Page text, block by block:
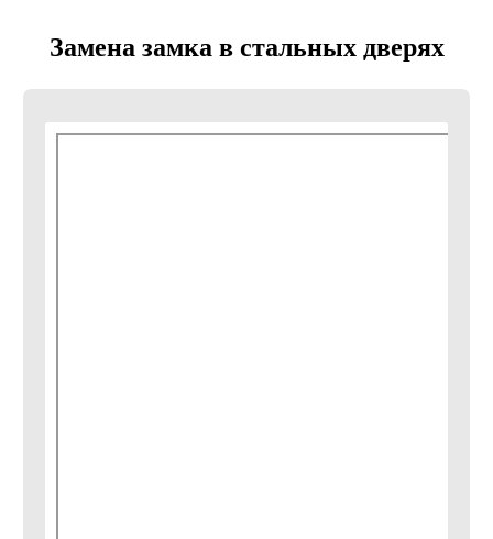
Замена замка в стальных дверях